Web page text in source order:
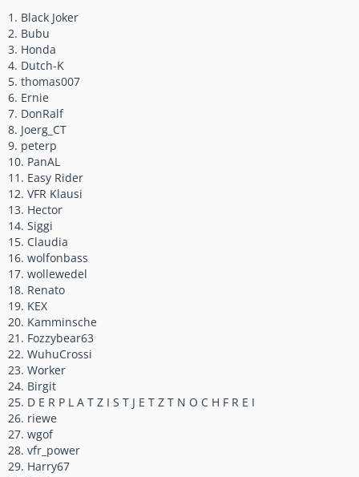
1. Black Joker
2. Bubu
3. Honda
4. Dutch-K
5. thomas007
6. Ernie
7. DonRalf
8. Joerg_CT
9. peterp
10. PanAL
11. Easy Rider
12. VFR Klausi
13. Hector
14. Siggi
15. Claudia
16. wolfonbass
17. wollewedel
18. Renato
19. KEX
20. Kamminsche
21. Fozzybear63
22. WuhuCrossi
23. Worker
24. Birgit
25. D E R P L A T Z I S T J E T Z T N O C H F R E I
26. riewe
27. wgof
28. vfr_power
29. Harry67